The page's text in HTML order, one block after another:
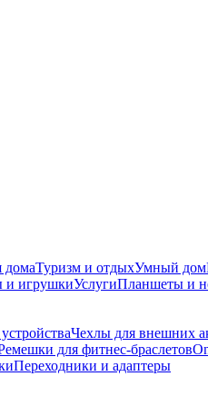
домаТуризм и отдыхУмный дом
и игрушкиУслугиПланшеты и
Чехлы для внешних
для фитнес-браслетов
Переходники и адаптеры